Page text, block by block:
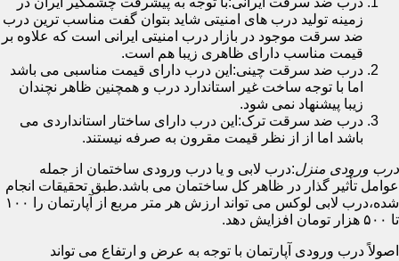
زمینه تولید درب های امنیتی شاید بتوان گفت مناسب ترین درب
ضد سرقت موجود در بازار درب امنیتی ایرانی است که علاوه بر
قیمت مناسب دارای ظاهری زیبا هم است.
درب ضد سرقت چینی:این درب دارای قیمت مناسبی می باشد
اما با توجه ساخت غیر استاندارد درب و همچنین ظاهر نچندان
زیبا پیشنهاد نمی شود.
درب ضد سرقت ترک:این درب دارای ساختار استانداردی می
باشد اما از از نظر قیمت مقرون به صرفه نیستند.
درب ورودی منزل:درب لابی و یا درب ورودی ساختمان از جمله
عوامل تأثیر گذار در ظاهر کل ساختمان می باشد.طبق تحقیقات انجام
شده،درب لابی لوکس می تواند ارزش هر متر مربع از آپارتمان را ۱۰۰
تا ۵۰۰ هزار تومان افزایش دهد.
اصولاً درب ورودی آپارتمان با توجه به عرض و ارتفاع می تواند